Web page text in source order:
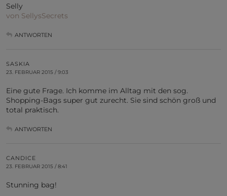
Selly
von SellysSecrets
ANTWORTEN
SASKIA
23. FEBRUAR 2015 / 9:03
Eine gute Frage. Ich komme im Alltag mit den sog.
Shopping-Bags super gut zurecht. Sie sind schön groß und
total praktisch.
ANTWORTEN
CANDICE
23. FEBRUAR 2015 / 8:41
Stunning bag!